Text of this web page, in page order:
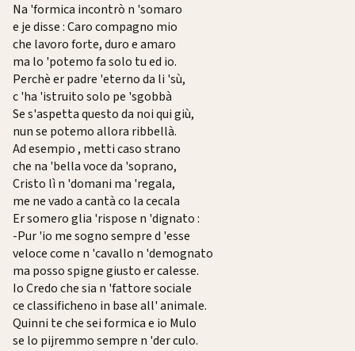
Na 'formica incontrò n 'somaro
e je disse : Caro compagno mio
che lavoro forte, duro e amaro
ma lo 'potemo fa solo tu ed io.
Perchè er padre 'eterno da li 'sù,
c 'ha 'istruito solo pe 'sgobbà
Se s'aspetta questo da noi qui giù,
nun se potemo allora ribbellà.
Ad esempio , metti caso strano
che na 'bella voce da 'soprano,
Cristo lì n 'domani ma 'regala,
me ne vado a cantà co la cecala
Er somero glia 'rispose n 'dignato :
-Pur 'io me sogno sempre d 'esse
veloce come n 'cavallo n 'demognato
ma posso spigne giusto er calesse.
Io Credo che sia n 'fattore sociale
ce classificheno in base all' animale.
Quinni te che sei formica e io Mulo
se lo pijremmo sempre n 'der culo.